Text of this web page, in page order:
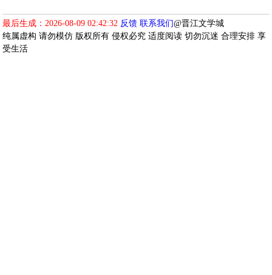
最后生成：2026-08-09 02:42:32 反馈 联系我们@晋江文学城
纯属虚构 请勿模仿 版权所有 侵权必究 适度阅读 切勿沉迷 合理安排 享
受生活